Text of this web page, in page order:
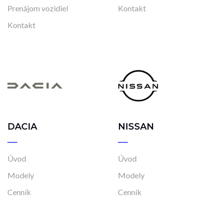
Prenájom vozidiel
Kontakt
Kontakt
DACIA
Úvod
Modely
Cenník
NISSAN
Úvod
Modely
Cenník